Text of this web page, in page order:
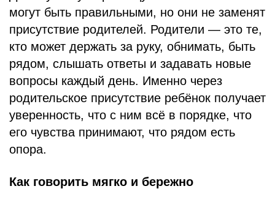
могут быть правильными, но они не заменят
присутствие родителей. Родители — это те,
кто может держать за руку, обнимать, быть
рядом, слышать ответы и задавать новые
вопросы каждый день. Именно через
родительское присутствие ребёнок получает
уверенность, что с ним всё в порядке, что
его чувства принимают, что рядом есть
опора.
Как говорить мягко и бережно